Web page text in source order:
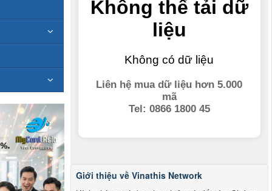
Giới thiệu về Vinathis Network